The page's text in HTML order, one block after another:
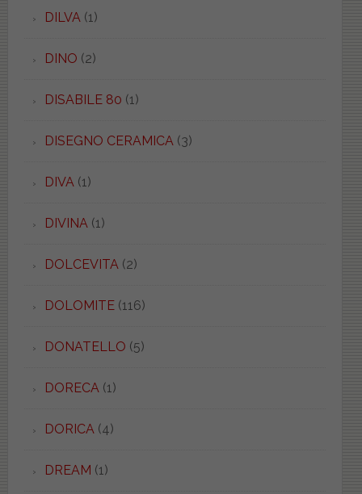
DILVA (1)
DINO (2)
DISABILE 80 (1)
DISEGNO CERAMICA (3)
DIVA (1)
DIVINA (1)
DOLCEVITA (2)
DOLOMITE(116)
DONATELLO (5)
DORECA (1)
DORICA (4)
DREAM (1)